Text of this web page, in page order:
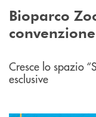
Bioparco
Cresce lo spazio
esclusive